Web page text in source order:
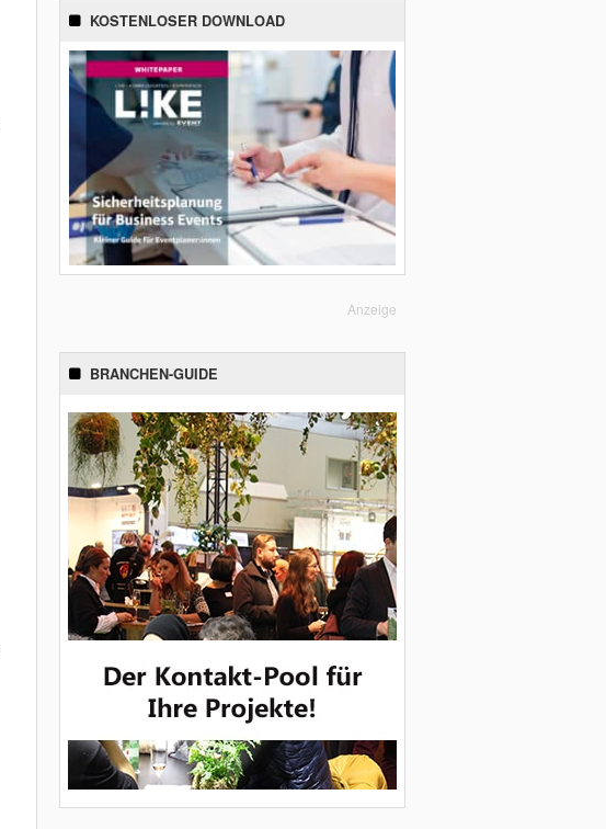
KOSTENLOSER DOWNLOAD
Anzeige
BRANCHEN-GUIDE